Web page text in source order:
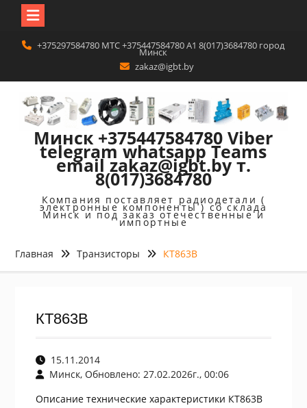
Перейти
+375297584780 MTC +375447584780 A1 8(017)3684780 город
Минск
zakaz@igbt.by
Минск +375447584780 Viber
telegram whatsapp Teams
email zakaz@igbt.by т.
8(017)3684780
Компания поставляет радиодетали (
электронные компоненты ) со склада
Минск и под заказ отечественные и
импортные
Главная Транзисторы КТ863В
КТ863В
15.11.2014
Минск, Обновлено: 27.02.2026г., 00:06
Описание технические характеристики КТ863В